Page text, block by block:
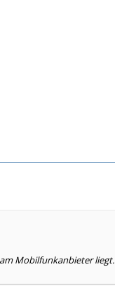
Mobilfunkanbieter liegt.